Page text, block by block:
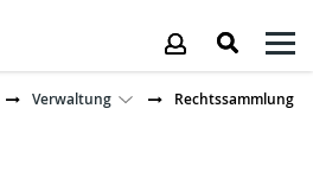
Verwaltung Rechtssammlung